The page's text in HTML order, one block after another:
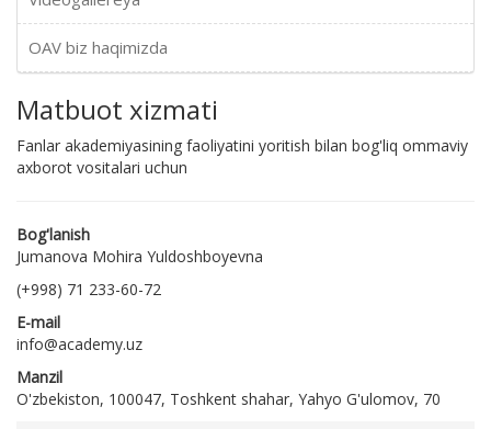
OAV biz haqimizda
Matbuot xizmati
Fanlar akademiyasining faoliyatini yoritish bilan bog'liq ommaviy
axborot vositalari uchun
Bog'lanish
Jumanova Mohira Yuldoshboyevna
(+998) 71 233-60-72
E-mail
info@academy.uz
Manzil
O'zbekiston, 100047, Toshkent shahar, Yahyo G'ulomov, 70